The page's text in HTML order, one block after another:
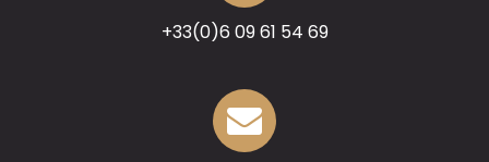
+33(0)6 09 61 54 69